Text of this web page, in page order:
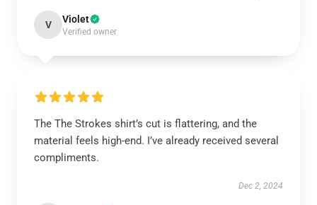
V Violet
Verified owner
The The Strokes shirt’s cut is flattering, and the
material feels high-end. I’ve already received several
compliments.
Dec 2, 2024